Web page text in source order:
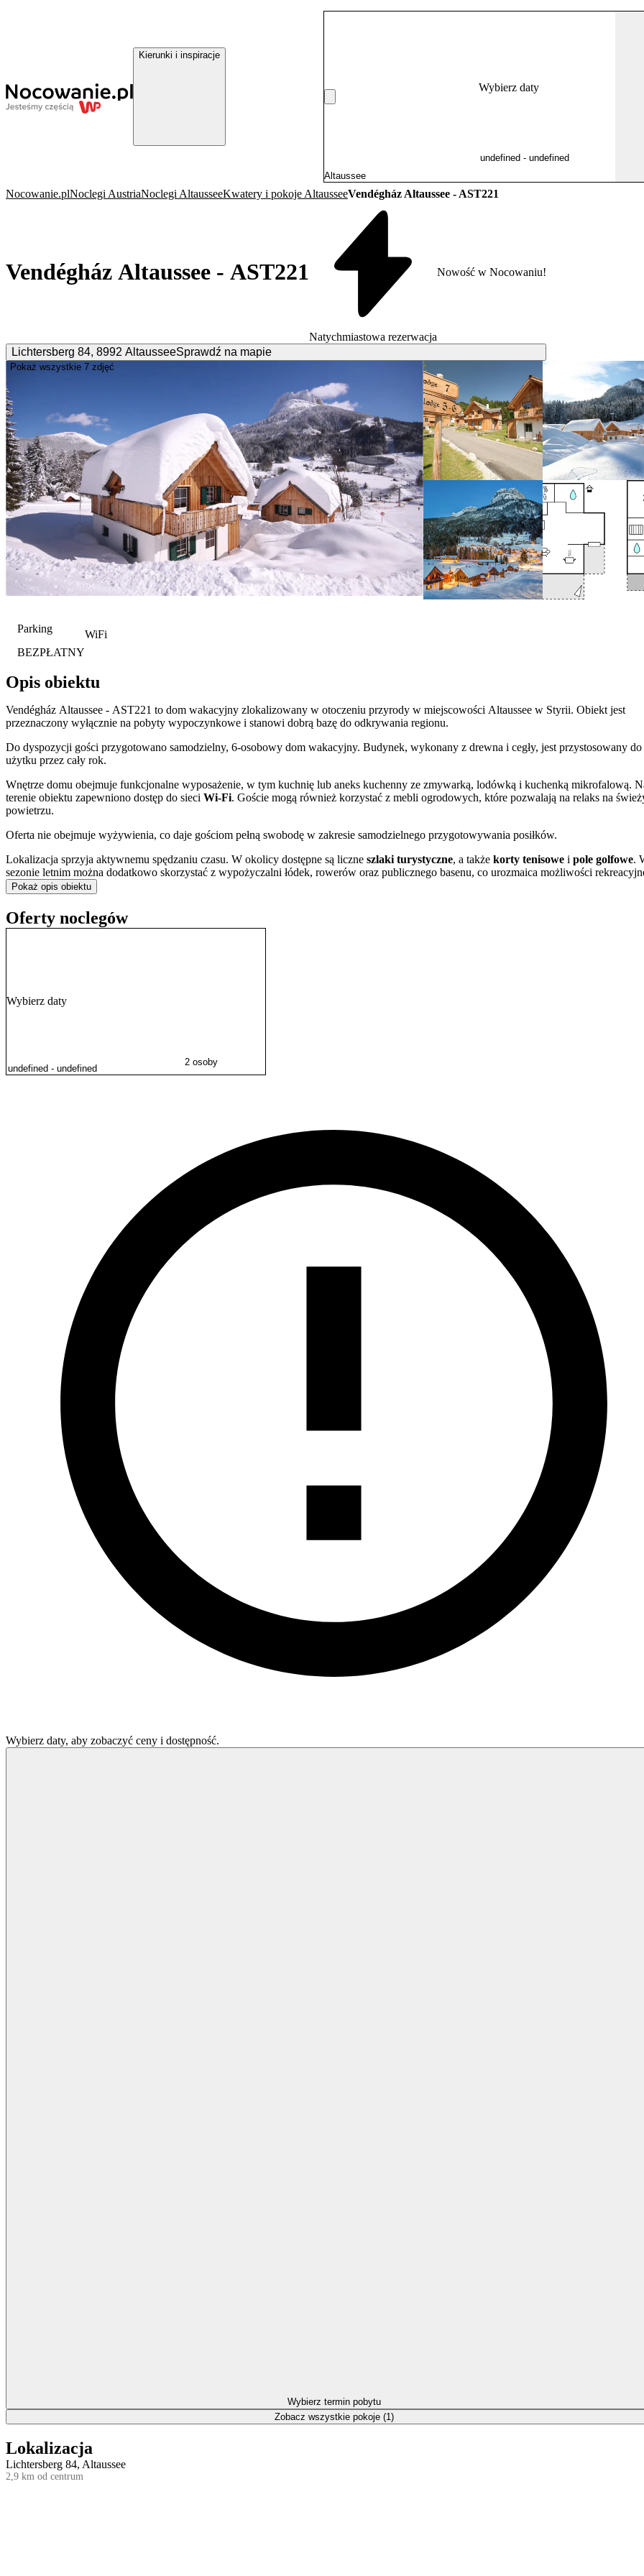
Kierunki i inspiracje
Wybierz daty
Nocowanie.plNoclegi AustriaNoclegi AltausseeKwatery i pokoje AltausseeVendégház Altaussee - AST221
Vendégház Altaussee - AST221
Natychmiastowa rezerwacja
Nowość w Nocowaniu!
Lichtersberg 84, 8992 AltausseeSprawdź na mapie
Pokaż wszystkie 7 zdjęć
Parking
BEZPŁATNY
WiFi
Opis obiektu
Vendégház Altaussee - AST221 to dom wakacyjny zlokalizowany w otoczeniu przyrody w miejscowości Altaussee w Styrii. Obiekt jest
przeznaczony wyłącznie na pobyty wypoczynkowe i stanowi dobrą bazę do odkrywania regionu.
Do dyspozycji gości przygotowano samodzielny, 6-osobowy dom wakacyjny. Budynek, wykonany z drewna i cegły, jest przystosowany do
użytku przez cały rok.
Wnętrze domu obejmuje funkcjonalne wyposażenie, w tym kuchnię lub aneks kuchenny ze zmywarką, lodówką i kuchenką mikrofalową.
terenie obiektu zapewniono dostęp do sieci Wi-Fi. Goście mogą również korzystać z mebli ogrodowych, które pozwalają na relaks na
powietrzu.
Oferta nie obejmuje wyżywienia, co daje gościom pełną swobodę w zakresie samodzielnego przygotowywania posiłków.
Lokalizacja sprzyja aktywnemu spędzaniu czasu. W okolicy dostępne są liczne szlaki turystyczne, a także korty tenisowe i pole golfowe.
sezonie letnim można dodatkowo skorzystać z wypożyczalni łódek, rowerów oraz publicznego basenu, co urozmaica możliwości
Dla gości podróżujących samochodem dostępny jest
między innymi językiem polskim, angielskim oraz niemieckim.
Pokaż opis obiektu
Lokalizacja
Lichtersberg 84, Altaussee
2,9 km od centrum
Oferty noclegów
Wybierz daty
2 osoby
Wybierz daty, aby zobaczyć ceny i dostępność.
Wybierz termin pobytu
Zobacz wszystkie pokoje (1)